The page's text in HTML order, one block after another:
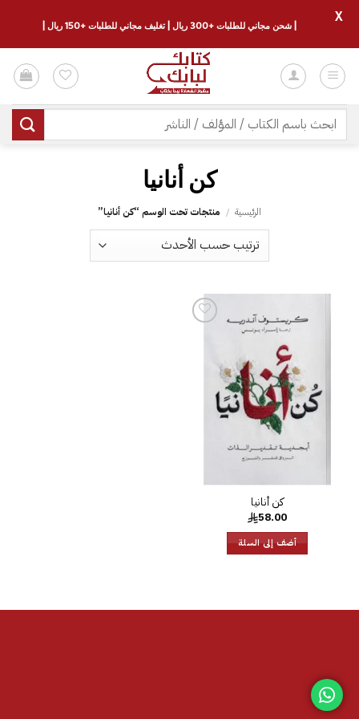
للمحتوى
البحث
عن:
كن أنانيا
الرئيسية / منتجات تحت الوسم “كن أنانيا”
كن أنانيا
58.00
أضف إلى السلة
| شحن مجاني للطلبات +300 ريال | تغليف مجاني للطلبات +150 ريال |
X